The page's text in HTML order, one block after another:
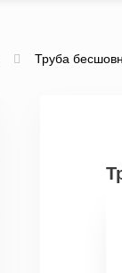
Труба